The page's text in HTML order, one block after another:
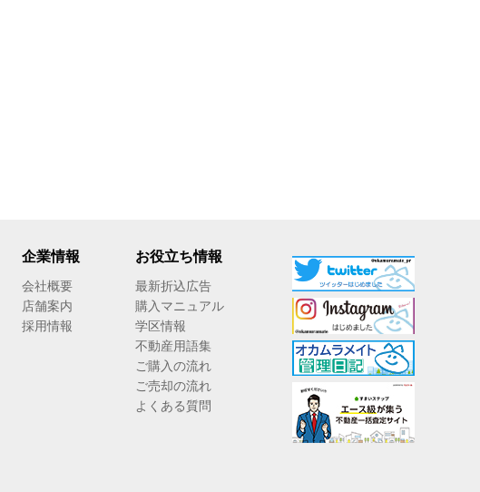
企業情報
会社概要
店舗案内
採用情報
お役立ち情報
最新折込広告
購入マニュアル
学区情報
不動産用語集
ご購入の流れ
ご売却の流れ
よくある質問